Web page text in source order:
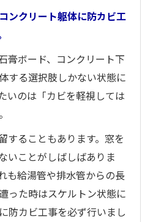
ンクリート躯体に防カビ工
膏ボード、コンクリート下
する選択肢しかない状態に
いのは「カビを軽視しては
することもあります。窓を
いことがしばしばありま
も給湯管や排水管からの長
った時はスケルトン状態に
防カビ工事を必ず行いまし